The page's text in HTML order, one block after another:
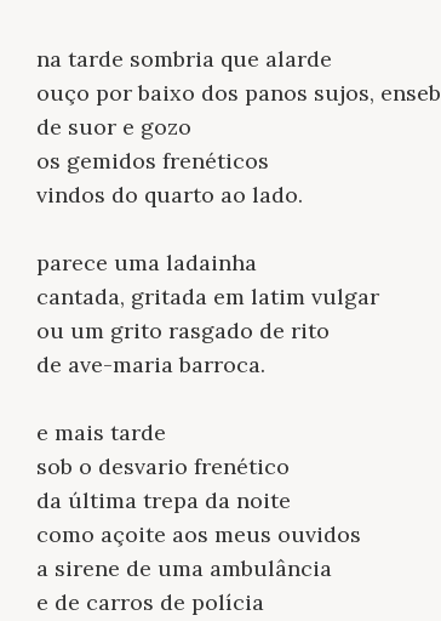
na tarde sombria que alarde
ouço por baixo dos panos sujos,
de suor e gozo
os gemidos frenéticos
vindos do quarto ao lado.
parece uma ladainha
cantada, gritada em latim vulgar
ou um grito rasgado de rito
de ave-maria barroca.
e mais tarde
sob o desvario frenético
da última trepa da noite
como açoite aos meus ouvidos
a sirene de uma ambulância
e de carros de polícia